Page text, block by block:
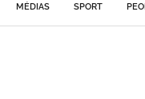
MÉDIAS SPORT